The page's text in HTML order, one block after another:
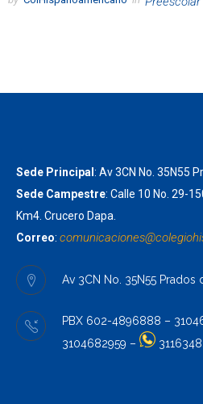
Sede Principal : Av 3CN No. 35N55
Sede Campestre: Calle 10 No. 29-
Km4. Crucero Dapa.
Correo:
Av 3CN No. 35N55 Prados
PBX 602-4896888 –
3104682959 –